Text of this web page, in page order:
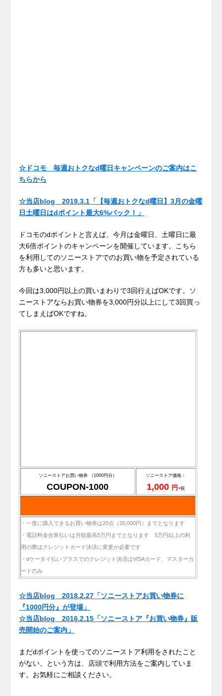
☆ドコモ 毎週おトクなd曜日キャンペーンのご案内はこ
ちらから
☆当店blog 2019.3.1「【毎週おトクなd曜日】3月の金曜
日土曜日はdポイント最大6%バック！」
ドコモのdポイントと言えば、今月は金曜日、土曜日に最
大6倍ポイントのキャンペーンを開催しています。こちら
を利用してのソニーストアでのお買い物を予定されている
方も多いと思います。
今回は3,000円以上の買いまわりで3回行えばOKです。ソ
ニーストアならお買い物券を3,000円分以上にして3回買っ
てしまえばOKですね。
ソニーストアお買い物券 （1000円分）
COUPON-1000
ソニーストア価格：
1,000 円+税
・一度に購入できるお買い物券は20点（20,000円）までとなります
・電話料金合算払いは月額最高5万円までとなります 5万円以上の利
用の際はクレジットカード決済に変更が必要です
・dケータイ払いプラスでのクレジット決済はVISAカード、マスターカ
ードのみ
☆当店blog 2018.2.27「ソニーストアお買い物券に
『1000円分』が登場」
☆当店blog 2016.2.15「ソニーストア『お買い物券』販
売開始のご案内」
まだdポイントを使ってのソニーストア利用をされたこと
がない、という方は、店頭で利用方法をご案内していま
す。お気軽にご相談ください。